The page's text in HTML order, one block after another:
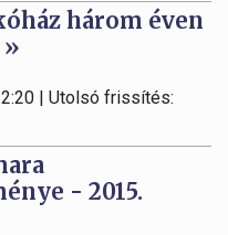
három éven
| Utolsó frissítés:
- 2015.